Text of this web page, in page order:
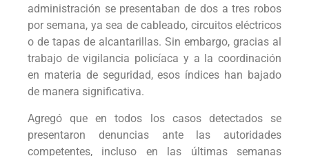
administración se presentaban de dos a tres robos
por semana, ya sea de cableado, circuitos eléctricos
o de tapas de alcantarillas. Sin embargo, gracias al
trabajo de vigilancia policíaca y a la coordinación
en materia de seguridad, esos índices han bajado
de manera significativa.
Agregó que en todos los casos detectados se
presentaron denuncias ante las autoridades
competentes, incluso en las últimas semanas